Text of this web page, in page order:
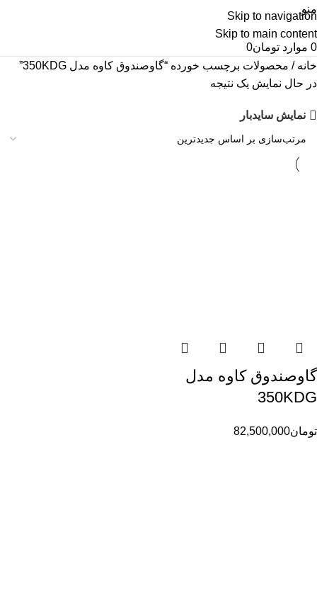
Skip to navigation
Skip to main content
منو
0 موارد تومان0
خانه محصولات برچسب خورده “گاوصندوق کاوه مدل 350KDG”
در حال نمایش یک نتیجه
نمایش سایدبار
گاوصندوق کاوه مدل
350KDG
تومان82,500,000